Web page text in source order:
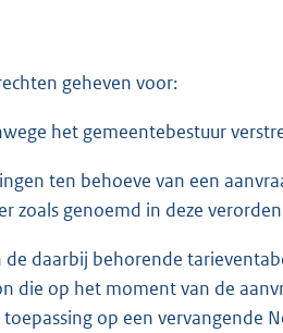
geheven voor:
het gemeentebestuur
ten behoeve van een
zoals genoemd in deze
daarbij behorende
die op het moment van de
op een vervangende